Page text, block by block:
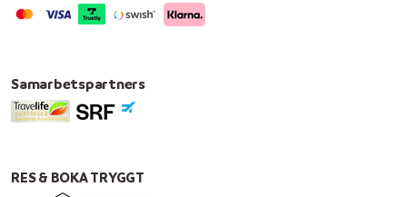
Samarbetspartners
RES & BOKA TRYGGT